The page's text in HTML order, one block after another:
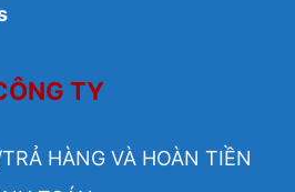
TY
HÀNG VÀ HOÀN TIỀN